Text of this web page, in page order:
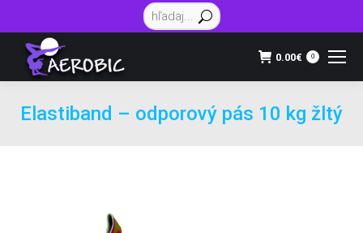
Vyhľadávanie:
0.00€ 0
Elastiband – odporový pás 10 kg žltý